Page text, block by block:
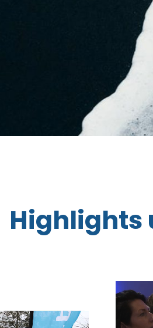
Highlights